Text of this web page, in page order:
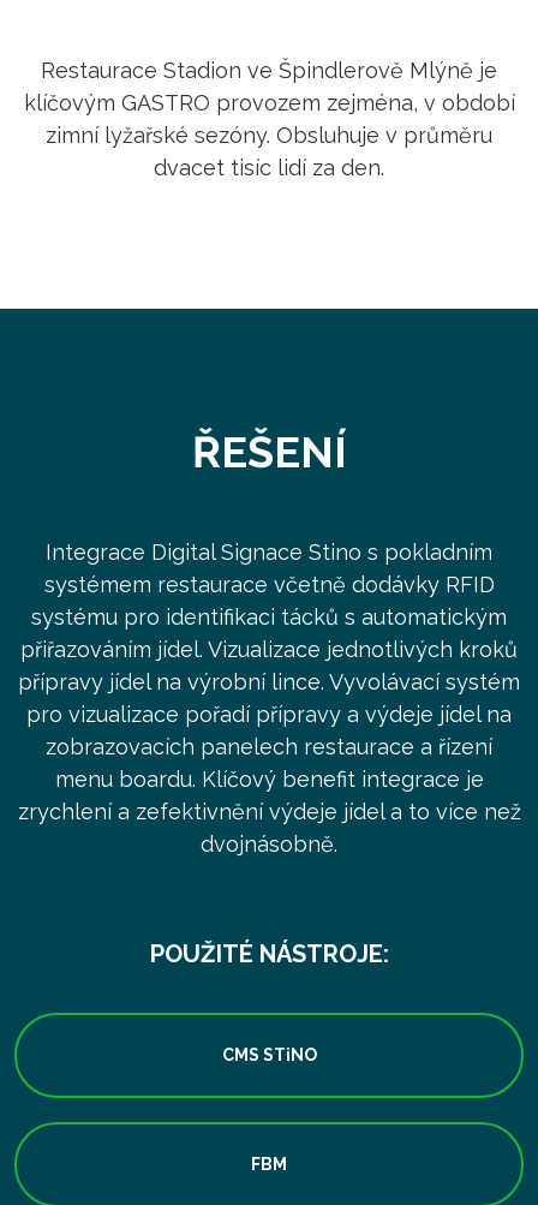
Restaurace Stadion ve Špindlerově Mlýně je
klíčovým GASTRO provozem zejména, v období
zimní lyžařské sezóny. Obsluhuje v průměru
dvacet tisíc lidí za den.
ŘEŠENÍ
Integrace Digital Signace Stino s pokladním
systémem restaurace včetně dodávky RFID
systému pro identifikaci tácků s automatickým
přiřazováním jídel. Vizualizace jednotlivých kroků
přípravy jídel na výrobní lince. Vyvolávací systém
pro vizualizace pořadí přípravy a výdeje jídel na
zobrazovacích panelech restaurace a řízení
menu boardu. Klíčový benefit integrace je
zrychlení a zefektivnění výdeje jídel a to více než
dvojnásobně.
POUŽITÉ NÁSTROJE:
CMS STiNO
FBM